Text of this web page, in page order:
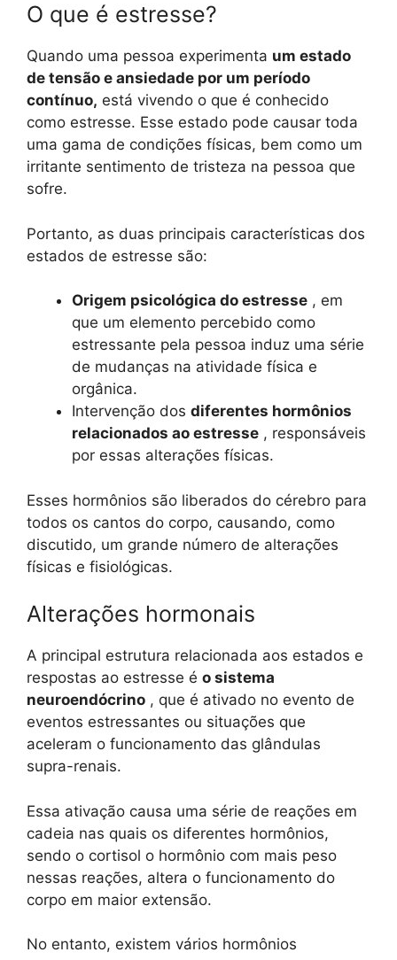
O que é estresse?
Quando uma pessoa experimenta um estado
de tensão e ansiedade por um período
contínuo, está vivendo o que é conhecido
como estresse. Esse estado pode causar toda
uma gama de condições físicas, bem como um
irritante sentimento de tristeza na pessoa que
sofre.
Portanto, as duas principais características dos
estados de estresse são:
Origem psicológica do estresse , em
que um elemento percebido como
estressante pela pessoa induz uma série
de mudanças na atividade física e
orgânica.
Intervenção dos diferentes hormônios
relacionados ao estresse , responsáveis ​​
por essas alterações físicas.
Esses hormônios são liberados do cérebro para
todos os cantos do corpo, causando, como
discutido, um grande número de alterações
físicas e fisiológicas.
Alterações hormonais
A principal estrutura relacionada aos estados e
respostas ao estresse é o sistema
neuroendócrino , que é ativado no evento de
eventos estressantes ou situações que
aceleram o funcionamento das glândulas
supra-renais.
Essa ativação causa uma série de reações em
cadeia nas quais os diferentes hormônios,
sendo o cortisol o hormônio com mais peso
nessas reações, altera o funcionamento do
corpo em maior extensão.
No entanto, existem vários hormônios